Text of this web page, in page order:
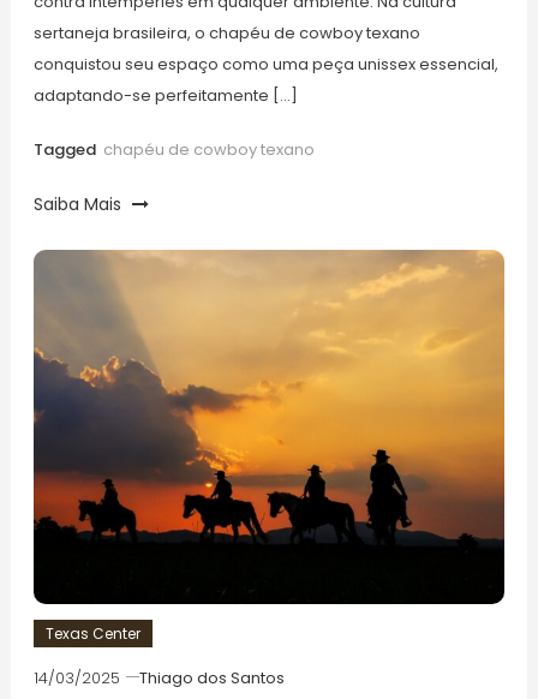
sertaneja brasileira, o chapéu de cowboy texano
conquistou seu espaço como uma peça unissex essencial,
adaptando-se perfeitamente […]
Tagged chapéu de cowboy texano
Saiba Mais
Texas Center
14/03/2025
Thiago dos Santos